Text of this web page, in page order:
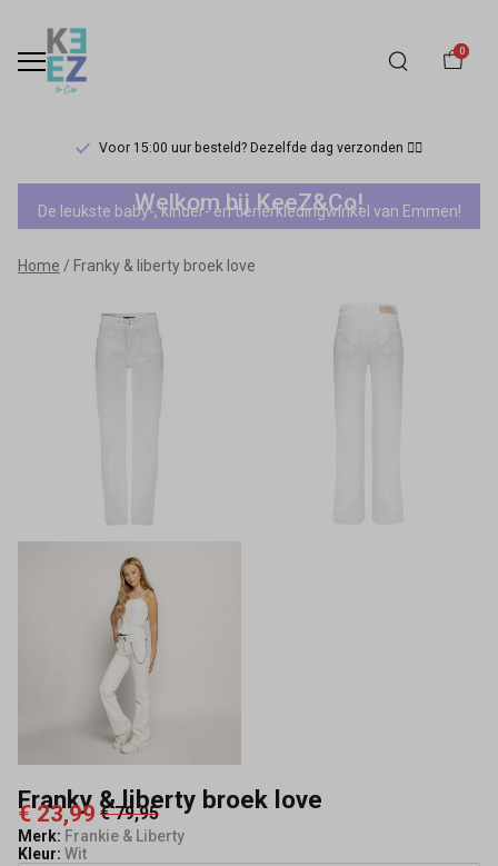
0
Voor 15:00 uur besteld? Dezelfde dag verzonden 🏃‍♀️
Franky
&
liberty
broek
Welkom bij KeeZ&Co!
De leukste baby-, kinder- en tienerkledingwinkel van Emmen!
Home Franky & liberty broek love
Franky & liberty broek love
€ 23,99 € 79,95
Merk: Frankie & Liberty
Kleur: Wit